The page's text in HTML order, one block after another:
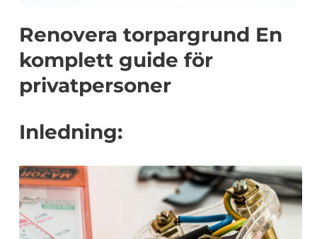
Renovera torpargrund En
komplett guide för
privatpersoner
Inledning: